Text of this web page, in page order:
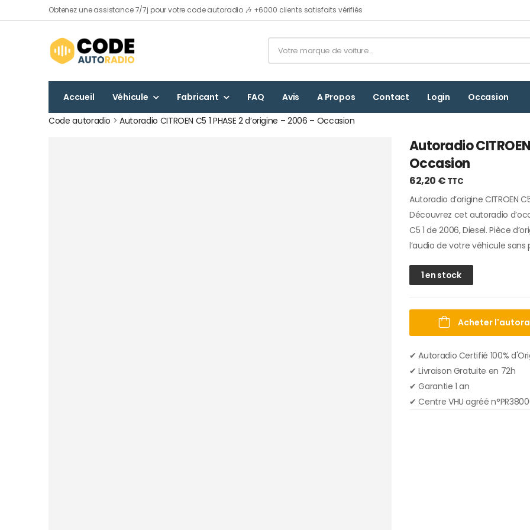
Obtenez une assistance 7/7j pour votre code autoradio 🎶 +6000 clients satisfaits vérifiés
Accueil Véhicule Fabricant FAQ Avis A Propos Contact Login Occasion
Code autoradio >Autoradio CITROEN C5 1 PHASE 2 d’origine – 2006 – Occasion
Autoradio
Occasion
62,20 € TTC
Autoradio d’origine CITROEN
Découvrez cet autoradio
C5 1 de 2006, Diesel. Pièce
l’audio de votre véhicule
1 en stock
Acheter
✔ Autoradio Certifié 100%
✔︎ Livraison Gratuite en 72h
✔︎ Garantie 1 an
✔︎ Centre VHU agréé